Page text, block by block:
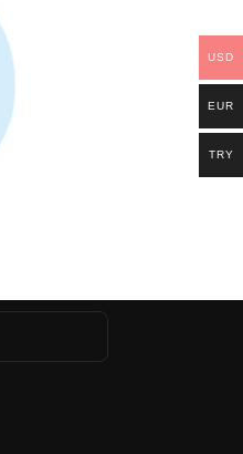
USD
EUR
TRY